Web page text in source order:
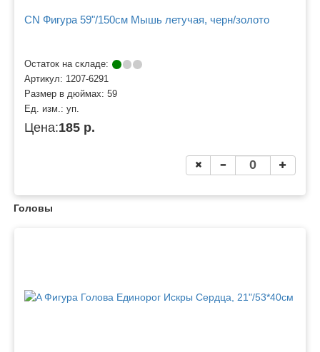
CN Фигура 59"/150см Мышь летучая, черн/золото
Остаток на складе:
Артикул: 1207-6291
Размер в дюймах: 59
Ед. изм.: уп.
Цена:185 р.
Головы